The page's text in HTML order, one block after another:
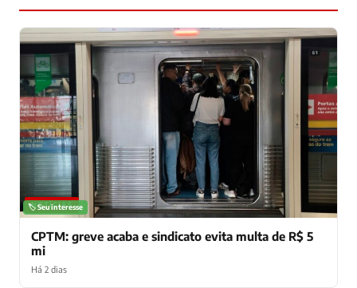
NOTÍCIAS
🏷️ Seu interesse
CPTM: greve acaba e sindicato evita multa de R$ 5
mi
Há 2 dias